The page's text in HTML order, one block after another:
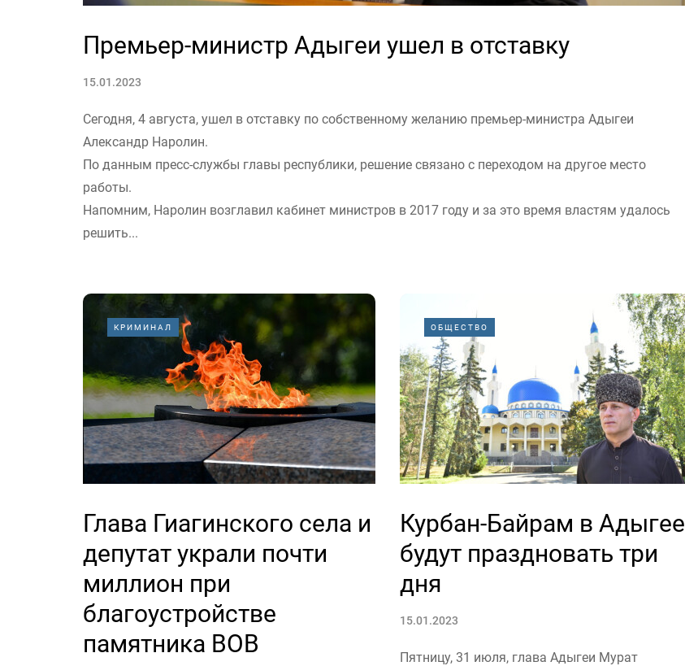
Премьер-министр Адыгеи ушел в отставку
15.01.2023
Сегодня, 4 августа, ушел в отставку по собственному желанию премьер-министра Адыгеи
Александр Наролин.
По данным пресс-службы главы республики, решение связано с переходом на другое место
работы.
Напомним, Наролин возглавил кабинет министров в 2017 году и за это время властям удалось
решить...
КРИМИНАЛ
Глава Гиагинского села и
депутат украли почти
миллион при
благоустройстве
памятника ВОВ
ОБЩЕСТВО
Курбан-Байрам в Адыгее
будут праздновать три
дня
15.01.2023
Пятницу, 31 июля, глава Адыгеи Мурат